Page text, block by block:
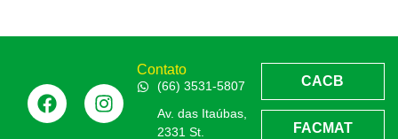
Contato
(66) 3531-5807
Av. das Itaúbas,
2331 St.
CACB
FACMAT